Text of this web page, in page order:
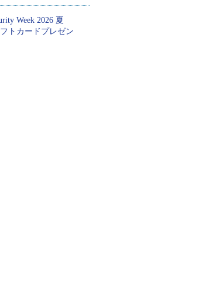
Week 2026 夏
フトカードプレゼン